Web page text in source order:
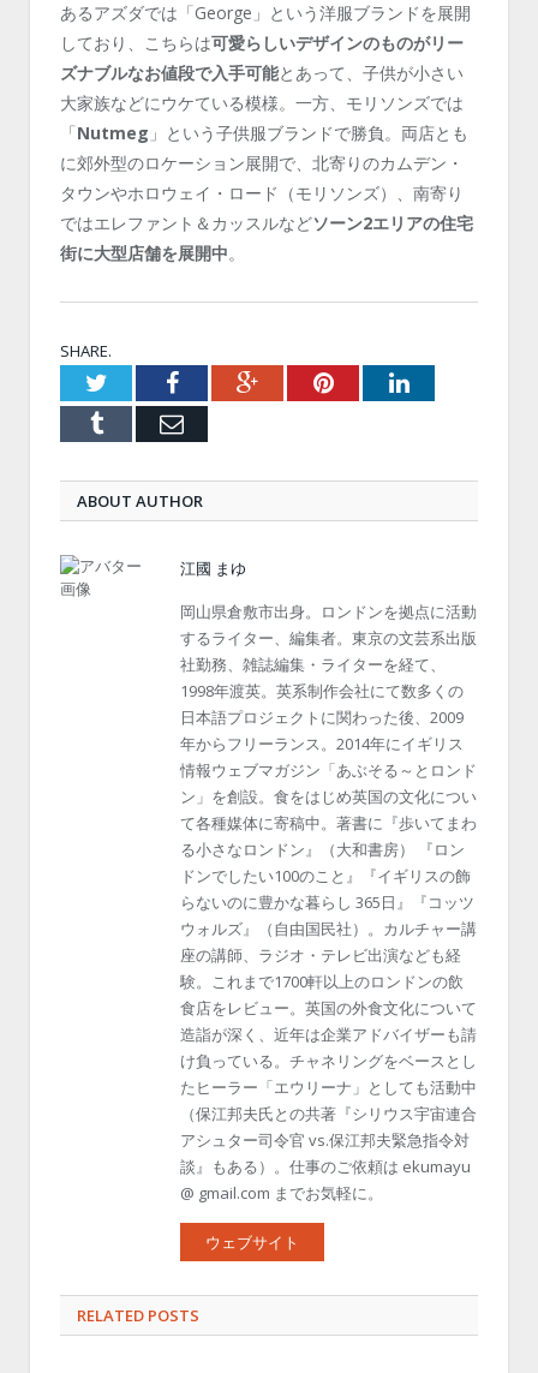
あるアズダでは「George」という洋服ブランドを展開
しており、こちらは可愛らしいデザインのものがリー
ズナブルなお値段で入手可能とあって、子供が小さい
大家族などにウケている模様。一方、モリソンズでは
「Nutmeg 」という子供服ブランドで勝負。両店とも
に郊外型のロケーション展開で、北寄りのカムデン・
タウンやホロウェイ・ロード（モリソンズ）、南寄り
ではエレファント＆カッスルなどソーン2エリアの住宅
街に大型店舗を展開中。
SHARE.
TwitterFacebookGoogle+PinterestLinkedIn
Tumblr Email
ABOUT AUTHOR
江國 まゆ
岡山県倉敷市出身。ロンドンを拠点に活動
するライター、編集者。東京の文芸系出版
社勤務、雑誌編集・ライターを経て、
1998年渡英。英系制作会社にて数多くの
日本語プロジェクトに関わった後、2009
年からフリーランス。2014年にイギリス
情報ウェブマガジン「あぶそる～とロンド
ン」を創設。食をはじめ英国の文化につい
て各種媒体に寄稿中。著書に『歩いてまわ
る小さなロンドン』（大和書房） 『ロン
ドンでしたい100のこと』『イギリスの飾
らないのに豊かな暮らし 365日』『コッツ
ウォルズ』（自由国民社）。カルチャー講
座の講師、ラジオ・テレビ出演なども経
験。これまで1700軒以上のロンドンの飲
食店をレビュー。英国の外食文化について
造詣が深く、近年は企業アドバイザーも請
け負っている。チャネリングをベースとし
たヒーラー「エウリーナ」としても活動中
（保江邦夫氏との共著『シリウス宇宙連合
アシュター司令官 vs.保江邦夫緊急指令対
談』もある）。仕事のご依頼は ekumayu
@ gmail.com までお気軽に。
ウェブサイト
RELATED POSTS